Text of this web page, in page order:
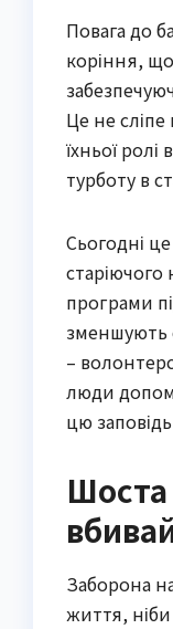
Повага до
коріння,
Це не
їхньої
турботу в
Сьогодні
старіючого
програми
зменшують
–
люди
цю
Шоста
Заборона
життя,